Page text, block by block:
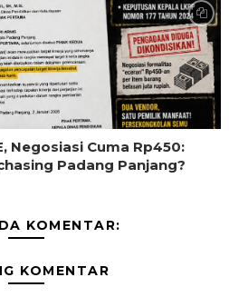
Negosiasi Cuma Rp450:
Padang Panjang?
KOMENTAR:
KOMENTAR